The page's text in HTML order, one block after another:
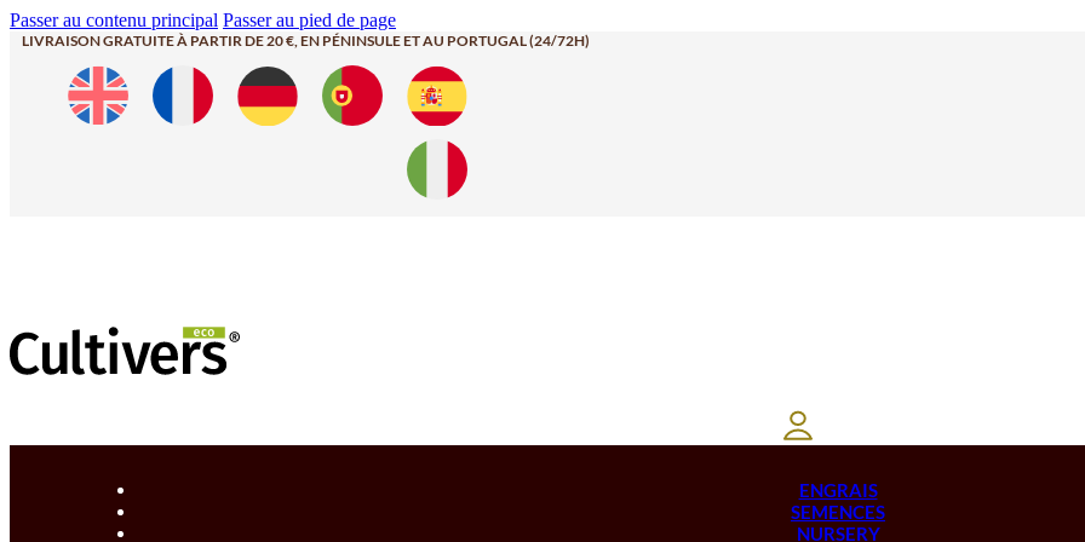
Passer au contenu principal Passer au pied de page
LIVRAISON GRATUITE À PARTIR DE 20 €, EN PÉNINSULE ET AU PORTUGAL (24/72H)
ENGRAIS
SEMENCES
NURSERY